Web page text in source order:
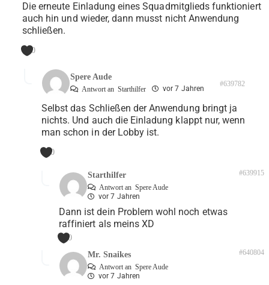
Die erneute Einladung eines Squadmitglieds funktioniert
auch hin und wieder, dann musst nicht Anwendung
schließen.
0
Spere Aude
Antwort an Starthilfer vor 7 Jahren
#639782
Selbst das Schließen der Anwendung bringt ja
nichts. Und auch die Einladung klappt nur, wenn
man schon in der Lobby ist.
0
Starthilfer
Antwort an Spere Aude
vor 7 Jahren
#639915
Dann ist dein Problem wohl noch etwas
raffiniert als meins XD
0
Mr. Snaikes
Antwort an Spere Aude
vor 7 Jahren
#640804